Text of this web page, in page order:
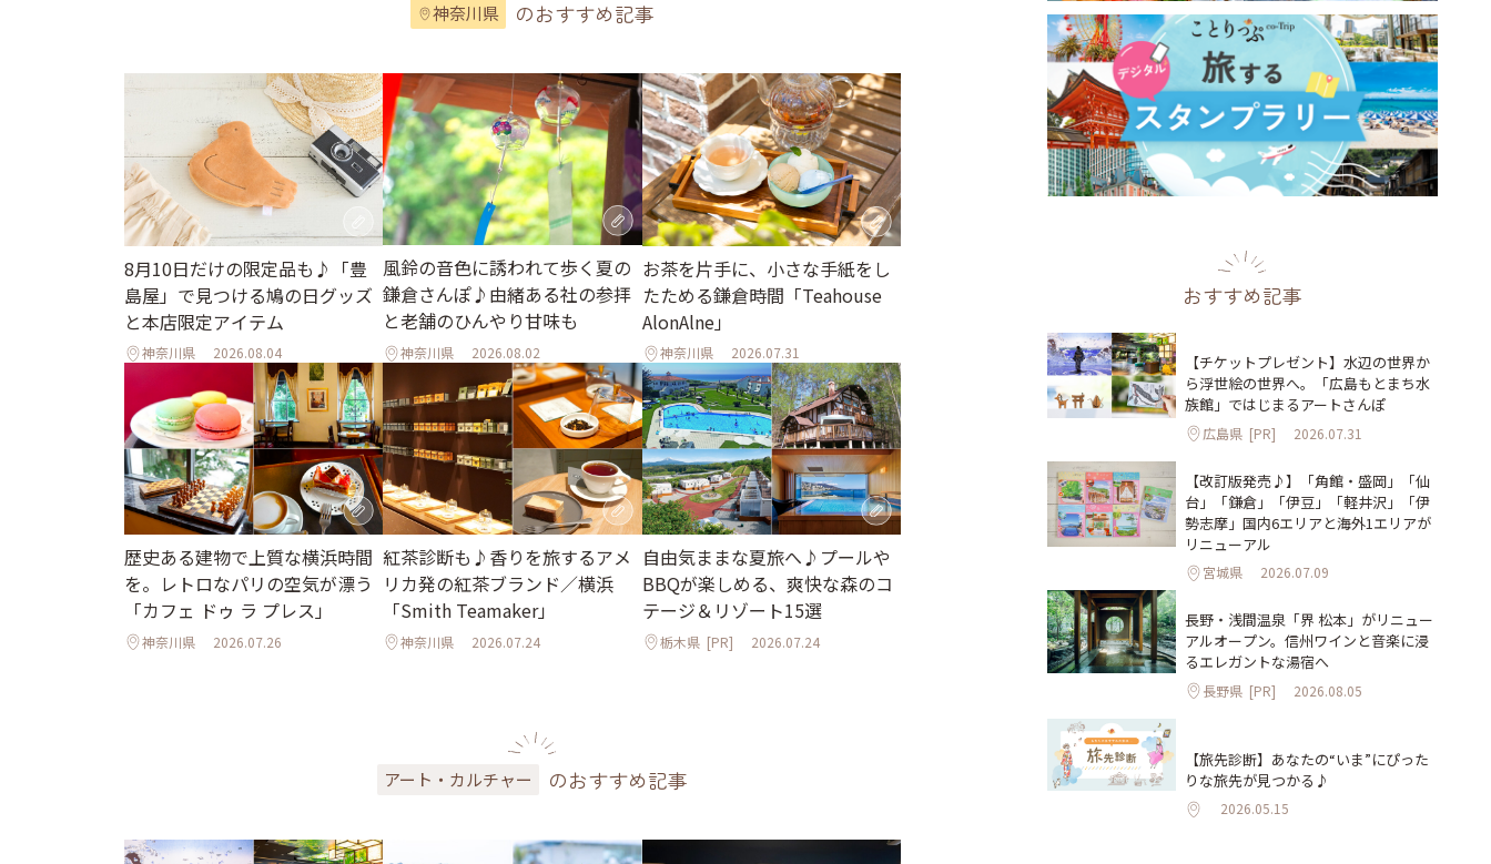
神奈川県 のおすすめ記事
8月10日だけの限定品も♪「豊
島屋」で見つける鳩の日グッズ
と本店限定アイテム
神奈川県 2026.08.04
風鈴の音色に誘われて歩く夏の
鎌倉さんぽ♪由緒ある社の参拝
と老舗のひんやり甘味も
神奈川県 2026.08.02
お茶を片手に、小さな手紙をし
たためる鎌倉時間「Teahouse
AlonAlne」
神奈川県 2026.07.31
歴史ある建物で上質な横浜時間
を。レトロなパリの空気が漂う
「カフェ ドゥ ラ プレス」
神奈川県 2026.07.26
紅茶診断も♪香りを旅するアメ
リカ発の紅茶ブランド／横浜
「Smith Teamaker」
神奈川県 2026.07.24
自由気ままな夏旅へ♪プールや
BBQが楽しめる、爽快な森のコ
テージ＆リゾート15選
栃木県[PR] 2026.07.24
アート・カルチャー のおすすめ記事
おすすめ記事
【チケットプレゼント】水辺の世界か
ら浮世絵の世界へ。「広島もとまち水
族館」ではじまるアートさんぽ
広島県 [PR] 2026.07.31
【改訂版発売♪】「角館・盛岡」「仙
台」「鎌倉」「伊豆」「軽井沢」「伊
勢志摩」国内6エリアと海外1エリアが
リニューアル
宮城県 2026.07.09
長野・浅間温泉「界 松本」がリニュー
アルオープン。信州ワインと音楽に浸
るエレガントな湯宿へ
長野県 [PR] 2026.08.05
【旅先診断】あなたの“いま”にぴった
りな旅先が見つかる♪
2026.05.15